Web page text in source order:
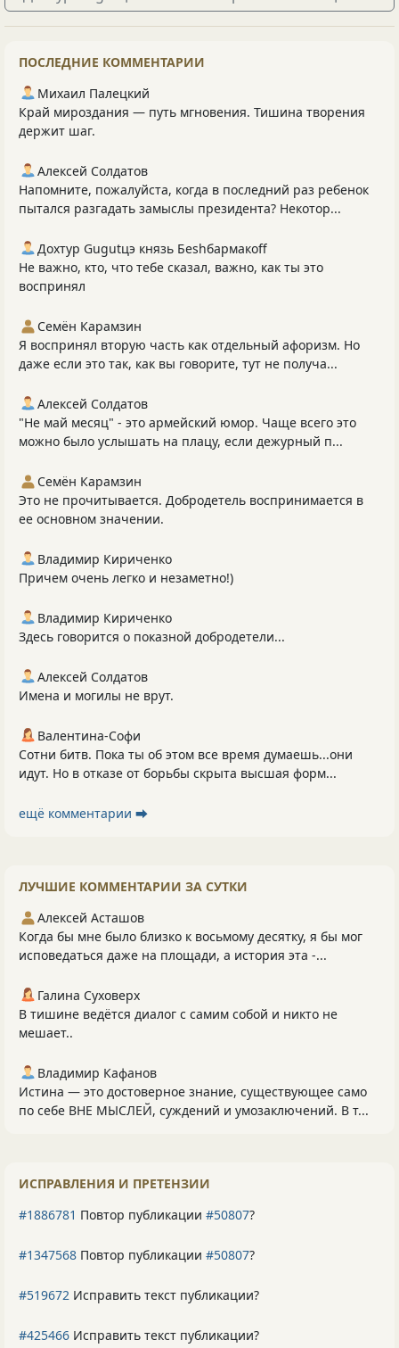
ПОСЛЕДНИЕ КОММЕНТАРИИ
Михаил Палецкий
Край мироздания — путь мгновения. Тишина творения
держит шаг.
Алексей Солдатов
Напомните, пожалуйста, когда в последний раз ребенок
пытался разгадать замыслы президента? Некотор...
Дохтур Gugutцэ князь Беshбармакоff
Не важно, кто, что тебе сказал, важно, как ты это
воспринял
Семён Карамзин
Я воспринял вторую часть как отдельный афоризм. Но
даже если это так, как вы говорите, тут не получа...
Алексей Солдатов
"Не май месяц" - это армейский юмор. Чаще всего это
можно было услышать на плацу, если дежурный п...
Семён Карамзин
Это не прочитывается. Добродетель воспринимается в
ее основном значении.
Владимир Кириченко
Причем очень легко и незаметно!)
Владимир Кириченко
Здесь говорится о показной добродетели...
Алексей Солдатов
Имена и могилы не врут.
Валентина-Софи
Сотни битв. Пока ты об этом все время думаешь...они
идут. Но в отказе от борьбы скрыта высшая форм...
ещё комментарии ⮕
ЛУЧШИЕ КОММЕНТАРИИ ЗА СУТКИ
Алексей Асташов
Когда бы мне было близко к восьмому десятку, я бы мог
исповедаться даже на площади, а история эта -...
Галина Суховерх
В тишине ведётся диалог с самим собой и никто не
мешает..
Владимир Кафанов
Истина — это достоверное знание, существующее само
по себе ВНЕ МЫСЛЕЙ, суждений и умозаключений. В т...
ИСПРАВЛЕНИЯ И ПРЕТЕНЗИИ
#1886781 Повтор публикации #50807?
#1347568 Повтор публикации #50807?
#519672 Исправить текст публикации?
#425466 Исправить текст публикации?